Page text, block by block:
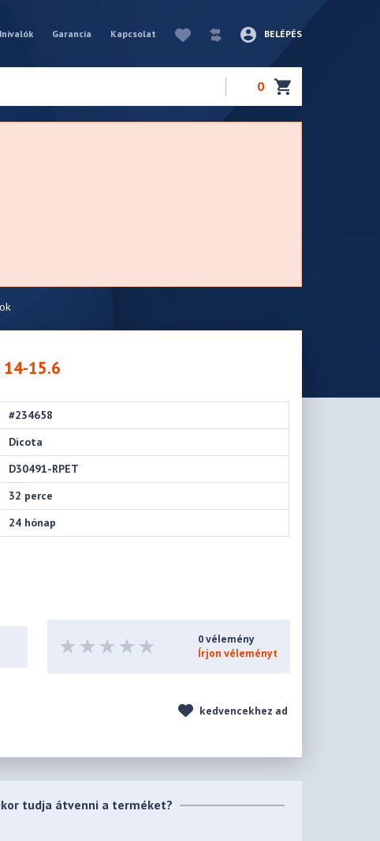
Garancia Kapcsolat BELÉPÉS
0
14-15.6
#234658
Dicota
D30491-RPET
32 perce
24 hónap
0 vélemény
Írjon véleményt
kedvencekhez ad
tudja átvenni a terméket?